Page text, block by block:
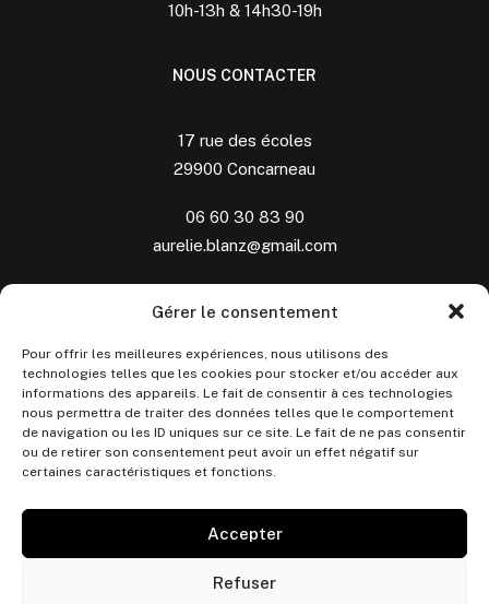
Gérer le consentement
Pour offrir les meilleures expériences, nous utilisons des
technologies telles que les cookies pour stocker et/ou accéder aux
informations des appareils. Le fait de consentir à ces technologies
nous permettra de traiter des données telles que le comportement
de navigation ou les ID uniques sur ce site. Le fait de ne pas consentir
ou de retirer son consentement peut avoir un effet négatif sur
certaines caractéristiques et fonctions.
Accepter
Refuser
10h-13h & 14h30-19h
NOUS CONTACTER
17 rue des écoles
29900 Concarneau
06 60 30 83 90
aurelie.blanz@gmail.com
SUIVEZ-NOUS
Instagram
Mentions légales–Conditions Générales de Vente